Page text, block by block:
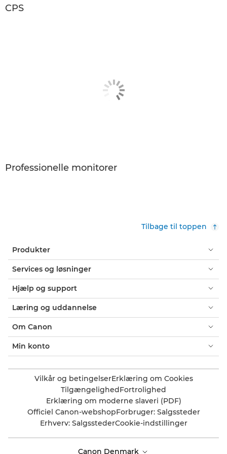
CPS
Professionelle monitorer
Tilbage til toppen
Produkter
Services og løsninger
Hjælp og support
Læring og uddannelse
Om Canon
Min konto
Vilkår og betingelserErklæring om Cookies
TilgængelighedFortrolighed
Erklæring om moderne slaveri (PDF)
Officiel Canon-webshopForbruger: Salgssteder
Erhverv: SalgsstederCookie-indstillinger
Canon Denmark